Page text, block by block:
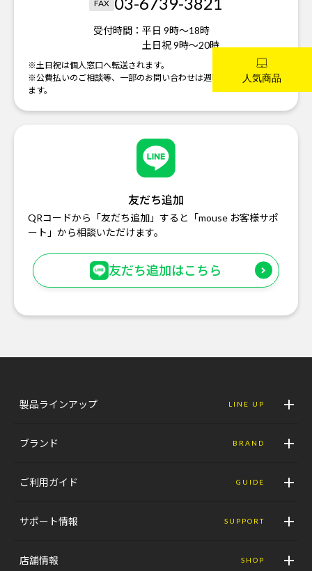
FAX
受付時間： 平日 9時～18時
土日祝 9時～20時
※土日祝は個人窓口へ転送されます。
※公費払いのご相談等、一部のお問い合わせは週明けの対応になり
ます。
友だち追加
QRコードから「友だち追加」すると「mouse お客様サポ
ート」から相談いただけます。
友だち追加はこちら
製品ラインアップ LINE UP
ブランド BRAND
ご利用ガイド GUIDE
サポート情報 SUPPORT
店舗情報 SHOP